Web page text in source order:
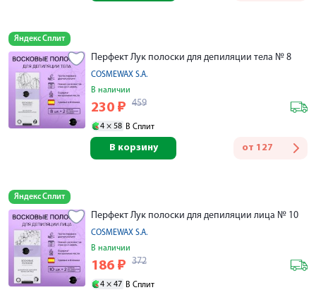
Яндекс Сплит
Перфект Лук полоски для депиляции тела № 8
COSMEWAX S.A.
В наличии
230 ₽ 459
4 × 58 В Сплит
от 127
В корзину
Яндекс Сплит
Перфект Лук полоски для депиляции лица № 10
COSMEWAX S.A.
В наличии
186 ₽ 372
4 × 47 В Сплит